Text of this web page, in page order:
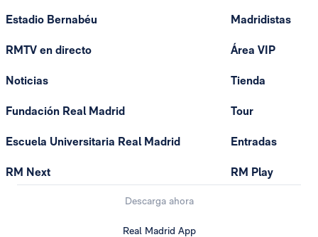
Estadio Bernabéu
RMTV en directo
Noticias
Fundación Real Madrid
Escuela Universitaria Real Madrid
RM Next
Madridistas
Área VIP
Tienda
Tour
Entradas
RM Play
Descarga ahora
Real Madrid App